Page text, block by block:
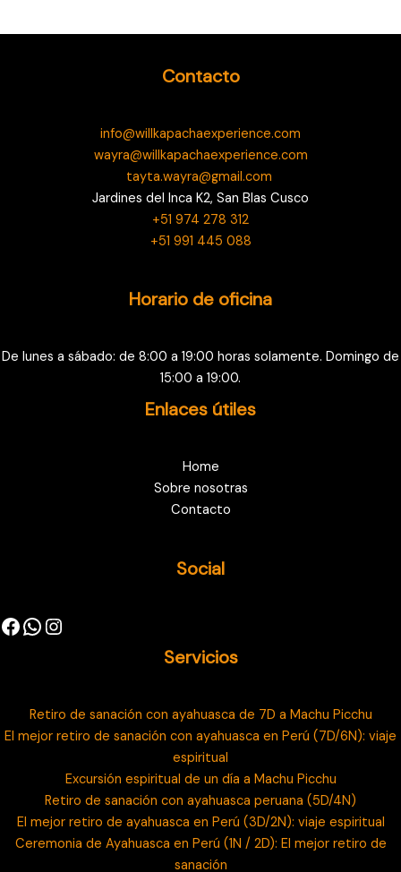
Contacto
info@willkapachaexperience.com
wayra@willkapachaexperience.com
tayta.wayra@gmail.com
Jardines del Inca K2, San Blas Cusco
+51 974 278 312
+51 991 445 088
Horario de oficina
De lunes a sábado: de 8:00 a 19:00 horas solamente. Domingo de
15:00 a 19:00.
Enlaces útiles
Home
Sobre nosotras
Contacto
Social
Servicios
Retiro de sanación con ayahuasca de 7D a Machu Picchu
El mejor retiro de sanación con ayahuasca en Perú (7D/6N): viaje
espiritual
Excursión espiritual de un día a Machu Picchu
Retiro de sanación con ayahuasca peruana (5D/4N)
El mejor retiro de ayahuasca en Perú (3D/2N): viaje espiritual
Ceremonia de Ayahuasca en Perú (1N / 2D): El mejor retiro de
sanación